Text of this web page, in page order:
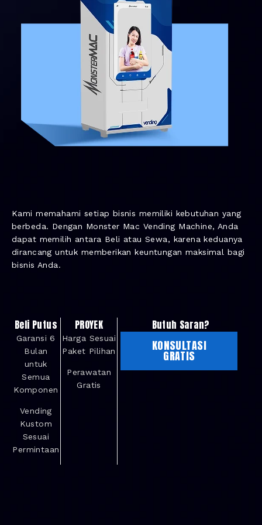
Kami memahami setiap bisnis memiliki kebutuhan yang
berbeda. Dengan Monster Mac Vending Machine, Anda
dapat memilih antara Beli atau Sewa, karena keduanya
dirancang untuk memberikan keuntungan maksimal bagi
bisnis Anda.
Beli Putus
Garansi 6
Bulan
untuk
Semua
Komponen
Vending
Kustom
Sesuai
Permintaan
PROYEK
Harga Sesuai
Paket Pilihan
Perawatan
Gratis
Butuh Saran?
KONSULTASI
GRATIS